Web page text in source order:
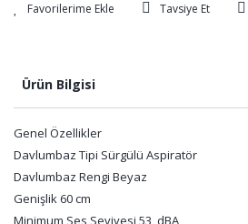
Tavsiye Et
Ürün Bilgisi
Genel Özellikler
Davlumbaz Tipi Sürgülü Aspiratör
Davlumbaz Rengi Beyaz
Genişlik 60 cm
Minimum Ses Seviyesi 53 dBA